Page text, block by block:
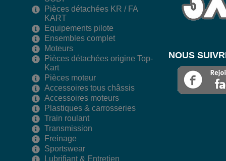
Pièces détachées KR / FA
KART
Equipements pilote
Ensembles complet
Moteurs
Pièces détachées origine Top-
Kart
Pièces moteur
Accessoires tous châssis
Accessoires moteurs
Plastiques & carrosseries
Train roulant
Transmission
Freinage
Sportswear
Lubrifiant & Entretien
NOUS